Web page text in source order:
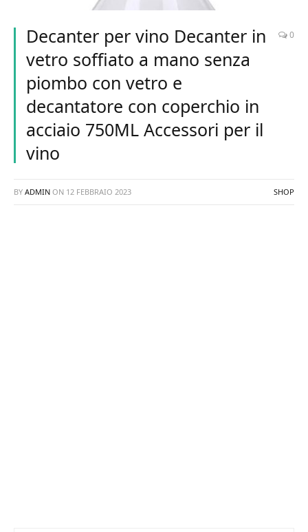
Decanter per vino Decanter in
vetro soffiato a mano senza
piombo con vetro e
decantatore con coperchio in
acciaio 750ML Accessori per il
vino
0
BY ADMIN ON 12 FEBBRAIO 2023 SHOP